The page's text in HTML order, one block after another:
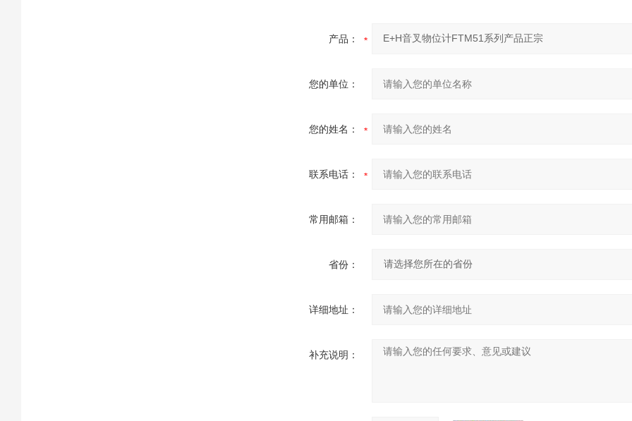
产品：
您的单位：
您的姓名：
联系电话：
常用邮箱：
省份：
详细地址：
补充说明：